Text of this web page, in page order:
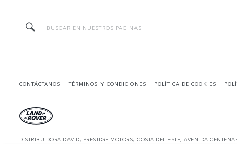
CONTÁCTANOS TÉRMINOS Y CONDICIONES POLÍTICA DE COOKIES
DISTRIBUIDORA DAVID, PRESTIGE MOTORS, COSTA DEL ESTE, AVENIDA